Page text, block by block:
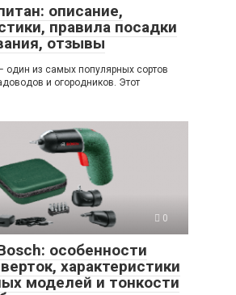
описание,
правила посадки
отзывы
один из самых популярных сортов
и огородников. Этот
0
особенности
характеристики
моделей и тонкости